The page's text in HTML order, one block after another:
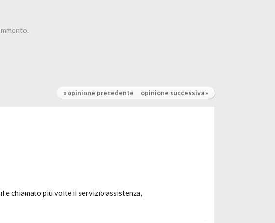
« opinione precedente opinione successiva »
e chiamato più volte il servizio assistenza,